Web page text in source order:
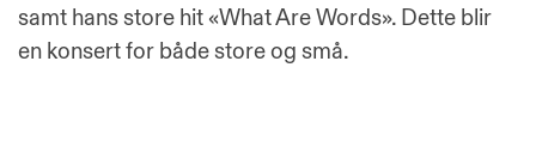
samt hans store hit «What Are Words». Dette blir
en konsert for både store og små.